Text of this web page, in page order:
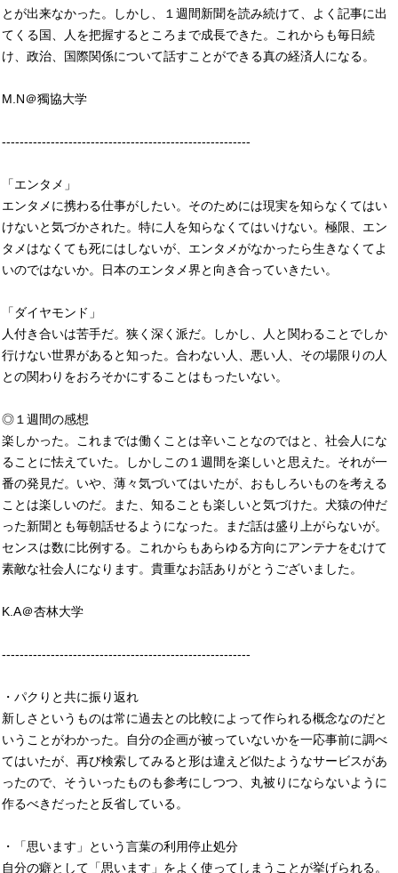
とが出来なかった。しかし、１週間新聞を読み続けて、よく記事に出
てくる国、人を把握するところまで成長できた。これからも毎日続
け、政治、国際関係について話すことができる真の経済人になる。
M.N＠獨協大学
--------------------------------------------------------
「エンタメ」
エンタメに携わる仕事がしたい。そのためには現実を知らなくてはい
けないと気づかされた。特に人を知らなくてはいけない。極限、エン
タメはなくても死にはしないが、エンタメがなかったら生きなくてよ
いのではないか。日本のエンタメ界と向き合っていきたい。
「ダイヤモンド」
人付き合いは苦手だ。狭く深く派だ。しかし、人と関わることでしか
行けない世界があると知った。合わない人、悪い人、その場限りの人
との関わりをおろそかにすることはもったいない。
◎１週間の感想
楽しかった。これまでは働くことは辛いことなのではと、社会人にな
ることに怯えていた。しかしこの１週間を楽しいと思えた。それが一
番の発見だ。いや、薄々気づいてはいたが、おもしろいものを考える
ことは楽しいのだ。また、知ることも楽しいと気づけた。犬猿の仲だ
った新聞とも毎朝話せるようになった。まだ話は盛り上がらないが。
センスは数に比例する。これからもあらゆる方向にアンテナをむけて
素敵な社会人になります。貴重なお話ありがとうございました。
K.A＠杏林大学
--------------------------------------------------------
・パクりと共に振り返れ
新しさというものは常に過去との比較によって作られる概念なのだと
いうことがわかった。自分の企画が被っていないかを一応事前に調べ
てはいたが、再び検索してみると形は違えど似たようなサービスがあ
ったので、そういったものも参考にしつつ、丸被りにならないように
作るべきだったと反省している。
・「思います」という言葉の利用停止処分
自分の癖として「思います」をよく使ってしまうことが挙げられる。